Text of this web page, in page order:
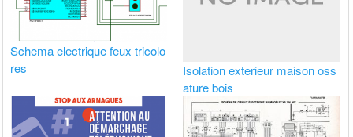
Schema electrique feux tricolo
res
Isolation exterieur maison oss
ature bois